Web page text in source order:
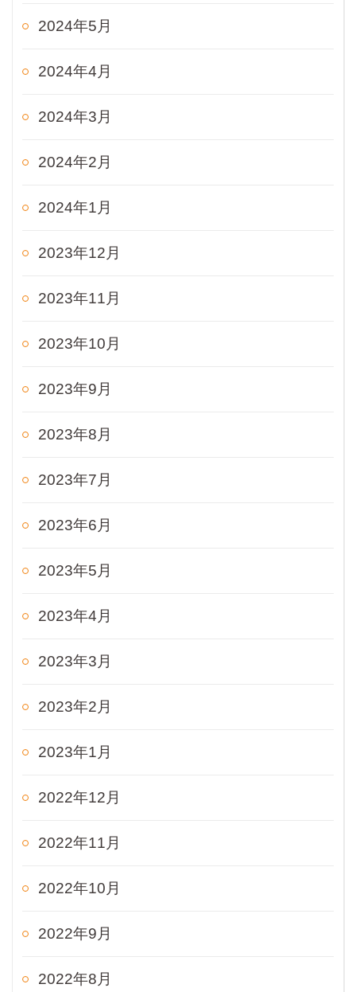
2024年5月
2024年4月
2024年3月
2024年2月
2024年1月
2023年12月
2023年11月
2023年10月
2023年9月
2023年8月
2023年7月
2023年6月
2023年5月
2023年4月
2023年3月
2023年2月
2023年1月
2022年12月
2022年11月
2022年10月
2022年9月
2022年8月